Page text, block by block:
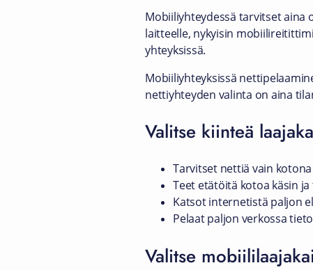
Mobiiliyhteydessä tarvitset aina
laitteelle, nykyisin
yhteyksissä.
Mobiiliyhteyksissä
nettiyhteyden valinta on aina
Valitse kiinteä
Tarvitset nettiä vain kotona
Teet etätöitä kotoa käsin
Katsot internetistä paljon
Pelaat paljon verkossa
Valitse